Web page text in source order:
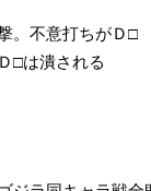
。不意打ちがＤ□
□は潰される